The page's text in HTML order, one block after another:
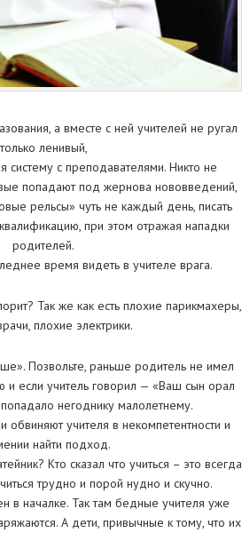
а вместе с ней учителей не ругал
только ленивый,
систему с преподавателями. Никто не
попадают под жернова нововведений,
рельсы» чуть не каждый день, писать
при этом отражая нападки
родителей.
время видеть в учителе врага.
Так же как есть плохие парикмахеры,
плохие электрики.
Позвольте, раньше родитель не имел
и если учитель говорил — «Ваш сын орал
негоднику малолетнему.
обвиняют учителя в некомпетентности и
найти подход.
Кто сказал что учиться – это всегда
трудно и порой нудно и скучно.
в началке. Так там бедные учителя уже
А дети, привычные к тому, что их